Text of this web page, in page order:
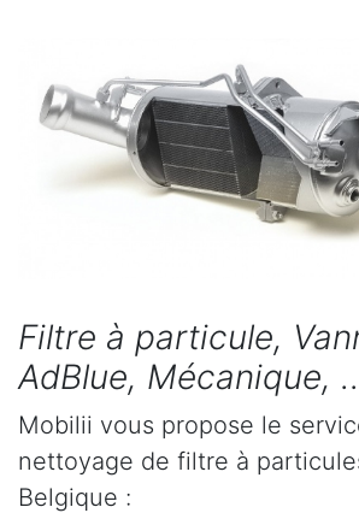
Filtre à particule,
AdBlue, Mécanique,
Mobilii vous propose le
nettoyage de filtre à
Belgique :